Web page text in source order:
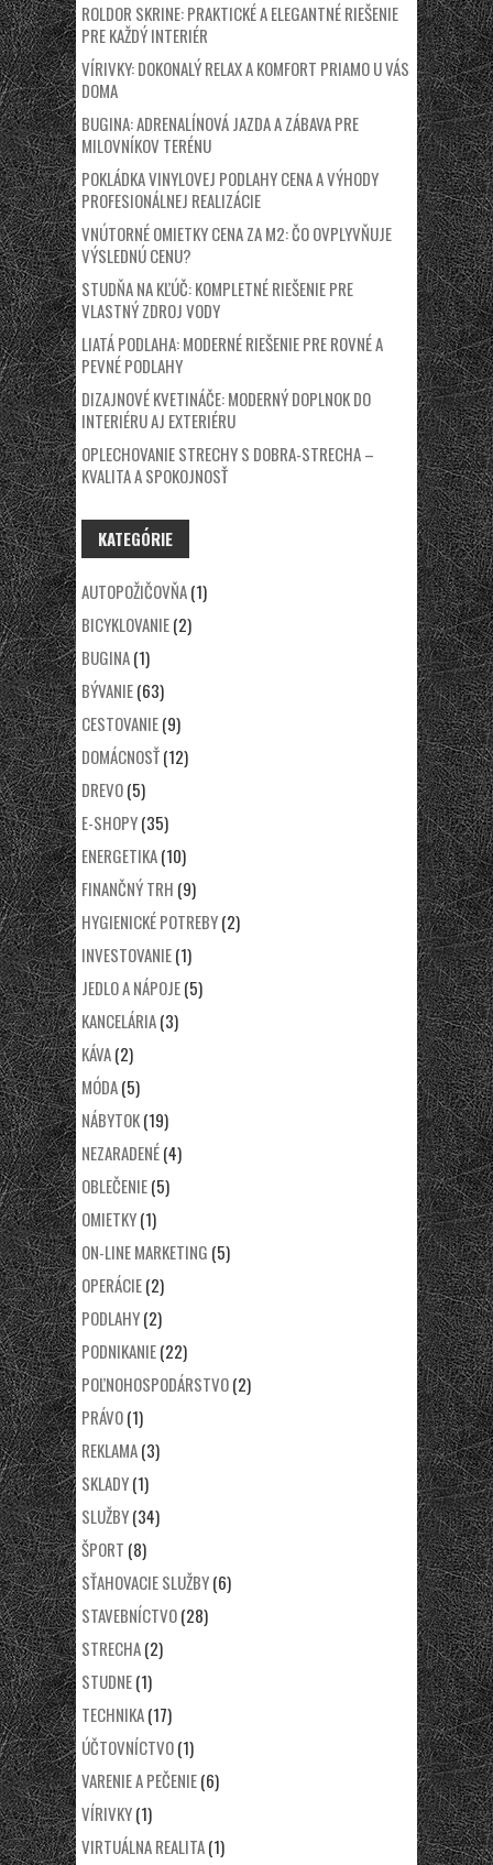
ROLDOR SKRINE: PRAKTICKÉ A ELEGANTNÉ RIEŠENIE
PRE KAŽDÝ INTERIÉR
VÍRIVKY: DOKONALÝ RELAX A KOMFORT PRIAMO U VÁS
DOMA
BUGINA: ADRENALÍNOVÁ JAZDA A ZÁBAVA PRE
MILOVNÍKOV TERÉNU
POKLÁDKA VINYLOVEJ PODLAHY CENA A VÝHODY
PROFESIONÁLNEJ REALIZÁCIE
VNÚTORNÉ OMIETKY CENA ZA M2: ČO OVPLYVŇUJE
VÝSLEDNÚ CENU?
STUDŇA NA KĽÚČ: KOMPLETNÉ RIEŠENIE PRE
VLASTNÝ ZDROJ VODY
LIATÁ PODLAHA: MODERNÉ RIEŠENIE PRE ROVNÉ A
PEVNÉ PODLAHY
DIZAJNOVÉ KVETINÁČE: MODERNÝ DOPLNOK DO
INTERIÉRU AJ EXTERIÉRU
OPLECHOVANIE STRECHY S DOBRA-STRECHA –
KVALITA A SPOKOJNOSŤ
KATEGÓRIE
AUTOPOŽIČOVŇA(1)
BICYKLOVANIE(2)
BUGINA(1)
BÝVANIE(63)
CESTOVANIE(9)
DOMÁCNOSŤ(12)
DREVO(5)
E-SHOPY(35)
ENERGETIKA(10)
FINANČNÝ TRH (9)
HYGIENICKÉ POTREBY(2)
INVESTOVANIE(1)
JEDLO A NÁPOJE(5)
KANCELÁRIA(3)
KÁVA(2)
MÓDA(5)
NÁBYTOK(19)
NEZARADENÉ(4)
OBLEČENIE(5)
OMIETKY(1)
ON-LINE MARKETING (5)
OPERÁCIE(2)
PODLAHY(2)
PODNIKANIE(22)
POĽNOHOSPODÁRSTVO(2)
PRÁVO(1)
REKLAMA(3)
SKLADY(1)
SLUŽBY(34)
ŠPORT (8)
SŤAHOVACIE SLUŽBY(6)
STAVEBNÍCTVO(28)
STRECHA(2)
STUDNE(1)
TECHNIKA(17)
ÚČTOVNÍCTVO(1)
VARENIE A PEČENIE(6)
VÍRIVKY(1)
VIRTUÁLNA REALITA(1)